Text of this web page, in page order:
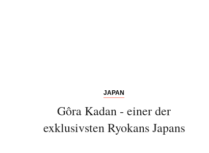
JAPAN
Gôra Kadan - einer der
exklusivsten Ryokans Japans